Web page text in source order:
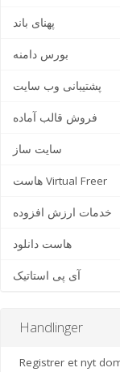
پهنای باند
بورس دامنه
پشتیبانی وب سایت
فروش قالب آماده
سایت ساز
هاست Virtual Freer
خدمات ارزش افزوده
هاست دانلود
آی پی استاتیک
Handlinger
Registrer et nyt